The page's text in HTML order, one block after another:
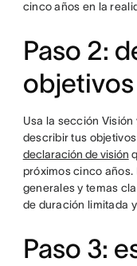
cinco años en la
Paso 2:
objetivos
Usa la sección
describir tus
declaración de visión
próximos cinco
generales y temas
de duración limitada
Paso 3: